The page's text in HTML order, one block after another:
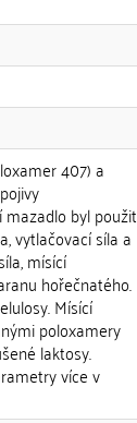
407) a
byl použit
vytlačovací síla a
mísící
hořečnatého.
Mísící
poloxamery
laktosy.
více v